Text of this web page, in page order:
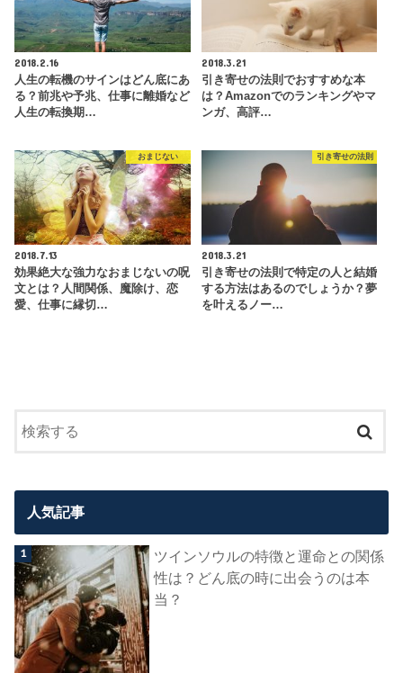
2018.2.16
人生の転機のサインはどん底にあ
る？前兆や予兆、仕事に離婚など
人生の転換期…
2018.3.21
引き寄せの法則でおすすめな本
は？Amazonでのランキングやマ
ンガ、高評…
おまじない
2018.7.13
効果絶大な強力なおまじないの呪
文とは？人間関係、魔除け、恋
愛、仕事に縁切…
引き寄せの法則
2018.3.21
引き寄せの法則で特定の人と結婚
する方法はあるのでしょうか？夢
を叶えるノー…
人気記事
ツインソウルの特徴と運命との関係
性は？どん底の時に出会うのは本
当？